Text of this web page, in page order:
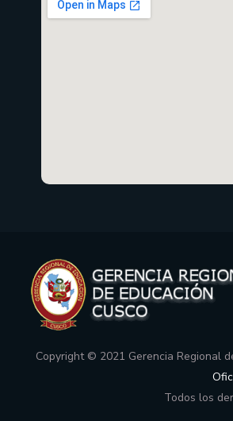
Copyright © 2021 Gerencia Regional
Todos los